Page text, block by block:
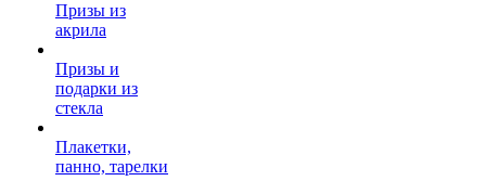
Призы из
акрила
Призы и
подарки из
стекла
Плакетки,
панно, тарелки